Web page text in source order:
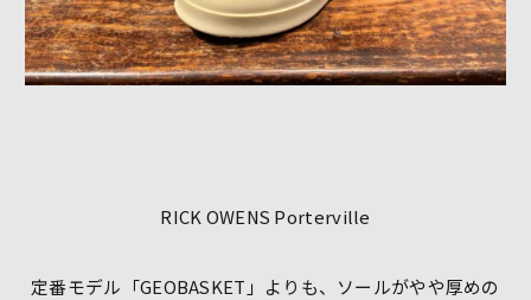
RICK OWENS Porterville
定番モデル「GEOBASKET」よりも、ソールがやや厚めの